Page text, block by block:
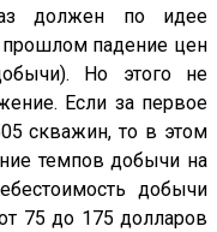
должен по идее
прошлом падение цен
Но этого не
Если за первое
скважин, то в этом
темпов добычи на
добычи
75 до 175 долларов